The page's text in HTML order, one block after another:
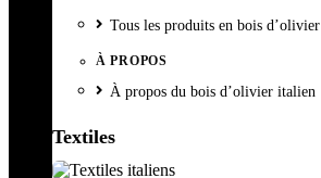
Tous les produits en bois d’olivier
À PROPOS
À propos du bois d’olivier italien
Textiles